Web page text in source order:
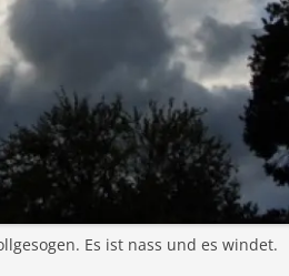
Es ist nass und es windet.